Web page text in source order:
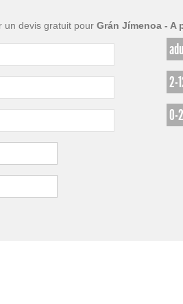
un devis gratuit pour Grán Jímenoa - A
2-
0-